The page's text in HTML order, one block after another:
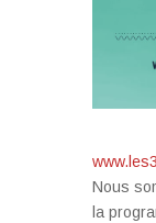
Nous
la